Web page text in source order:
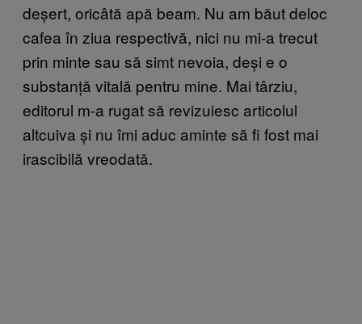
deșert, oricâtă apă beam. Nu am băut deloc
cafea în ziua respectivă, nici nu mi-a trecut
prin minte sau să simt nevoia, deși e o
substanță vitală pentru mine. Mai târziu,
editorul m-a rugat să revizuiesc articolul
altcuiva și nu îmi aduc aminte să fi fost mai
irascibilă vreodată.